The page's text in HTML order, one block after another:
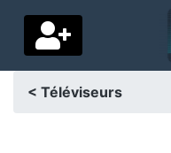
< Téléviseurs